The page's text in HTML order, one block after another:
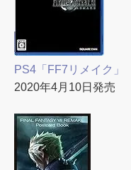
PS4「FF7リメイク」
2020年4月10日発売